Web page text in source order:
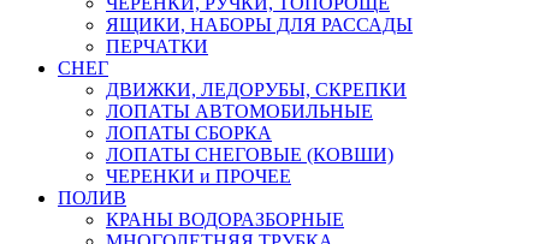
ЯЩИКИ, НАБОРЫ ДЛЯ РАССАДЫ
ПЕРЧАТКИ
СНЕГ
ДВИЖКИ, ЛЕДОРУБЫ, СКРЕПКИ
ЛОПАТЫ АВТОМОБИЛЬНЫЕ
ЛОПАТЫ СБОРКА
ЛОПАТЫ СНЕГОВЫЕ (КОВШИ)
ЧЕРЕНКИ и ПРОЧЕЕ
ПОЛИВ
КРАНЫ ВОДОРАЗБОРНЫЕ